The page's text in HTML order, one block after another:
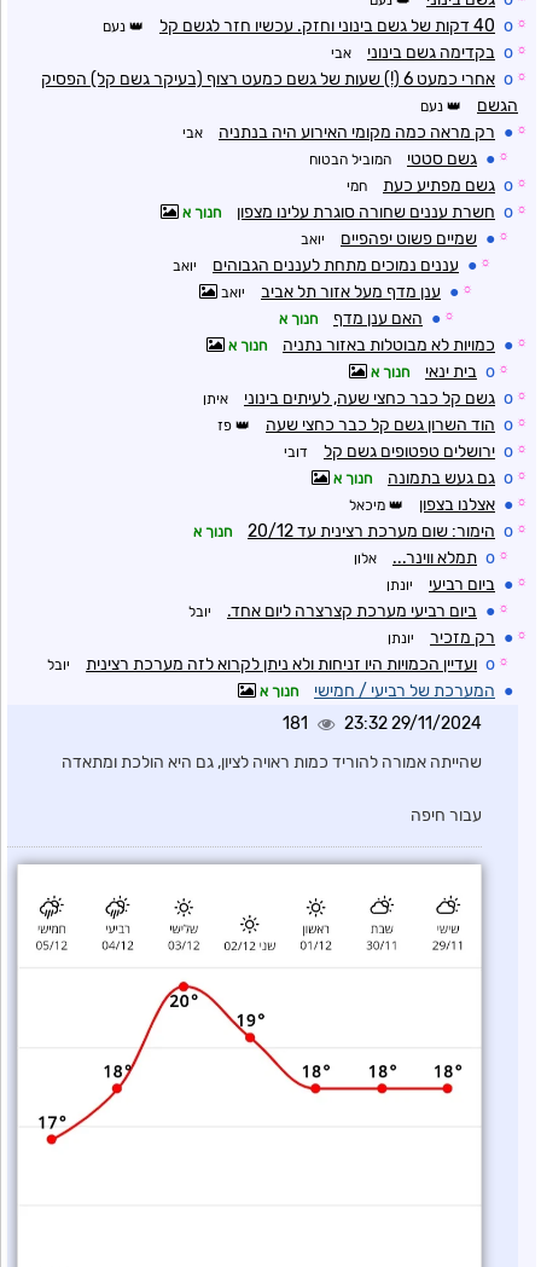
☼
o 40 דקות של גשם בינוני וחזק. עכשיו חזר לגשם קל נעם
☼
o בקדימה גשם בינוני אבי
☼
o
אחרי כמעט 6 (!) שעות של גשם כמעט רצוף (בעיקר גשם קל) הפסיק
הגשם
נעם
☼
● רק מראה כמה מקומי האירוע היה בנתניה אבי
☼
● גשם סטטי המוביל הבטוח
☼
o גשם מפתיע כעת חמי
☼
o חשרת עננים שחורה סוגרת עלינו מצפון חנוך א
☼
● שמיים פשוט יפהפיים יואב
☼
● עננים נמוכים מתחת לעננים הגבוהים יואב
☼
● ענן מדף מעל אזור תל אביב יואב
☼
● האם ענן מדף חנוך א
☼
● כמויות לא מבוטלות באזור נתניה חנוך א
☼
o בית ינאי חנוך א
☼
o גשם קל כבר כחצי שעה, לעיתים בינוני איתן
☼
o הוד השרון גשם קל כבר כחצי שעה פז
☼
o ירושלים טפטופים גשם קל דובי
☼
o גם געש בתמונה חנוך א
☼
● אצלנו בצפון מיכאל
☼
o הימור: שום מערכת רצינית עד 20/12 חנוך א
☼
o תמלא ווינר... אלון
☼
● ביום רביעי יונתן
☼
● ביום רביעי מערכת קצרצרה ליום אחד. יובל
☼
● רק מזכיר יונתן
☼
o ועדיין הכמויות היו זניחות ולא ניתן לקרוא לזה מערכת רצינית יובל
● המערכת של רביעי / חמישי חנוך א
29/11/2024 23:32
181
שהייתה אמורה להוריד כמות ראויה לציון, גם היא הולכת ומתאדה
עבור חיפה